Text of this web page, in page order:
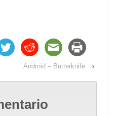
Android – Butterknife ›